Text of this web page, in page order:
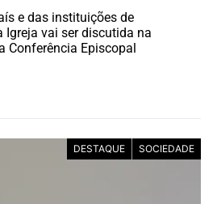
e das instituições de
vai ser discutida na
Conferência Episcopal
DESTAQUE SOCIEDADE